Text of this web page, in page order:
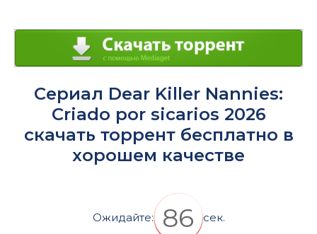
Сериал Dear Killer Nannies:
Criado por sicarios 2026
скачать торрент бесплатно в
хорошем качестве
Ожидайте: 86 сек.